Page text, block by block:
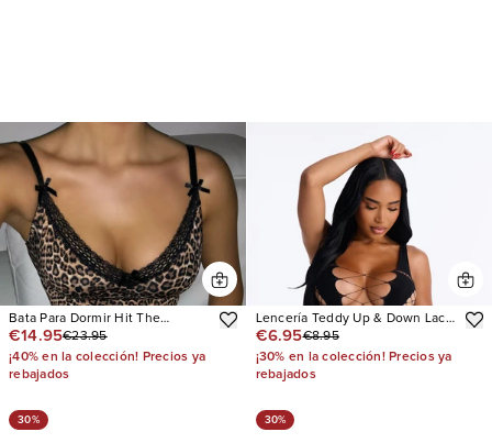
Bata Para Dormir Hit The
Snooze
€14.95€23.95
¡40% en la colección! Precios ya
rebajados
Lencería Teddy Up & Down Lace
Up Bodystocking
€6.95€8.95
¡30% en la colección! Precios ya
rebajados
30% 30%